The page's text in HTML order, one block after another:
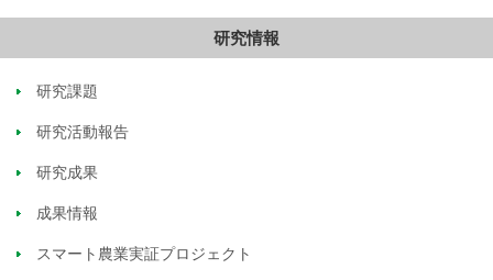
研究情報
研究課題
研究活動報告
研究成果
成果情報
スマート農業実証プロジェクト